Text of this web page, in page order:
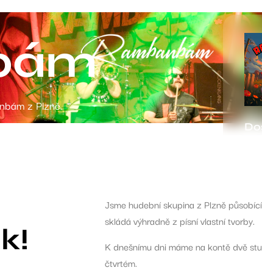
z Plzně.
Jsme hudební skupina z Plzně
skládá výhradně z písní vlastní tvorby.
K dnešnímu dni máme na kontě dvě
čtvrtém.